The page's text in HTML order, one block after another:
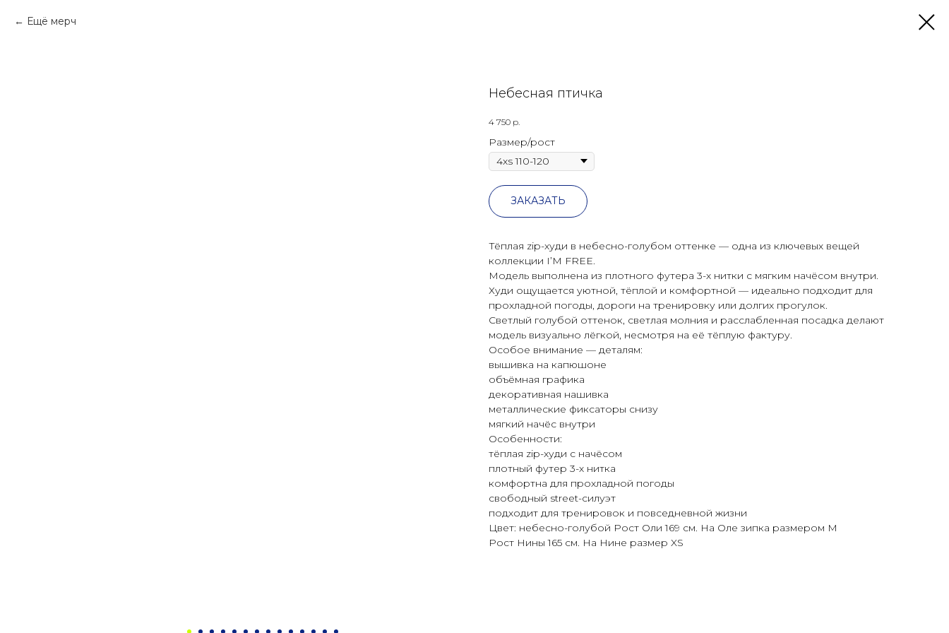
Ещё мерч
Небесная птичка
4 750 р.
Размер/рост
ЗАКАЗАТЬ
Тёплая zip-худи в небесно-голубом оттенке — одна из ключевых вещей
коллекции I’M FREE.
Модель выполнена из плотного футера 3-х нитки с мягким начёсом внутри.
Худи ощущается уютной, тёплой и комфортной — идеально подходит для
прохладной погоды, дороги на тренировку или долгих прогулок.
Светлый голубой оттенок, светлая молния и расслабленная посадка делают
модель визуально лёгкой, несмотря на её тёплую фактуру.
Особое внимание — деталям:
вышивка на капюшоне
объёмная графика
декоративная нашивка
металлические фиксаторы снизу
мягкий начёс внутри
Особенности:
тёплая zip-худи с начёсом
плотный футер 3-х нитка
комфортна для прохладной погоды
свободный street-силуэт
подходит для тренировок и повседневной жизни
Цвет: небесно-голубой Рост Оли 169 см. На Оле зипка размером М
Рост Нины 165 см. На Нине размер XS